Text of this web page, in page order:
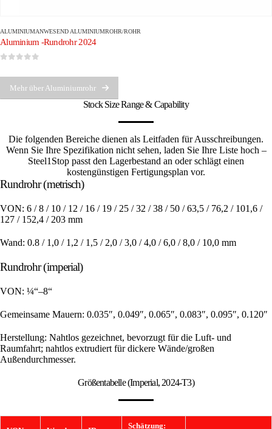
ALUMINIUMANWESEND ALUMINIUMROHR/ROHR
Aluminium -Rundrohr 2024
Mehr über Aluminiumrohr
Stock Size Range & Capability
Die folgenden Bereiche dienen als Leitfaden für Ausschreibungen.
Wenn Sie Ihre Spezifikation nicht sehen, laden Sie Ihre Liste hoch –
Steel1Stop passt den Lagerbestand an oder schlägt einen
kostengünstigen Fertigungsplan vor.
Rundrohr (metrisch)
VON: 6 / 8 / 10 / 12 / 16 / 19 / 25 / 32 / 38 / 50 / 63,5 / 76,2 / 101,6 /
127 / 152,4 / 203 mm
Wand: 0.8 / 1,0 / 1,2 / 1,5 / 2,0 / 3,0 / 4,0 / 6,0 / 8,0 / 10,0 mm
Rundrohr (imperial)
VON: ¼“–8“
Gemeinsame Mauern: 0.035″, 0.049″, 0.065″, 0.083″, 0.095″, 0.120″
Herstellung: Nahtlos gezeichnet, bevorzugt für die Luft- und
Raumfahrt; nahtlos extrudiert für dickere Wände/großen
Außendurchmesser.
Größentabelle (Imperial, 2024-T3)
Schätzung: